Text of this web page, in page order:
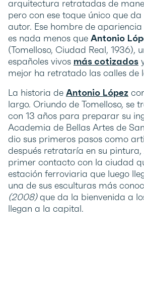
arquitectura retratadas de
pero con ese toque único que
autor. Ese hombre de
es nada menos que Antonio
(Tomelloso, Ciudad Real, 1936),
españoles vivos más cotizados
mejor ha retratado las calles de
La historia de Antonio López
largo. Oriundo de Tomelloso, se
con 13 años para preparar su
Academia de Bellas Artes de
dio sus primeros pasos como
después retrataría en su pintura,
primer contacto con la ciudad
estación ferroviaria que luego
una de sus esculturas más
(2008)que da la bienvenida a
llegan a la capital.